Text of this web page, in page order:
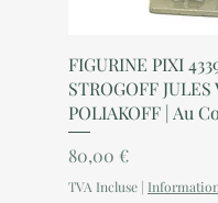
Aperçu
FIGURINE PIXI
STROGOFF JULES
POLIAKOFF | Au
Prix
80,00 €
TVA Incluse |